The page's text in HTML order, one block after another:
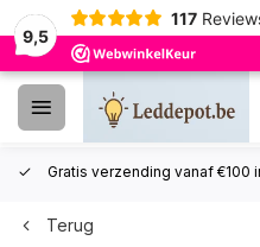
9,5
117
Gratis verzending vanaf €100
Terug